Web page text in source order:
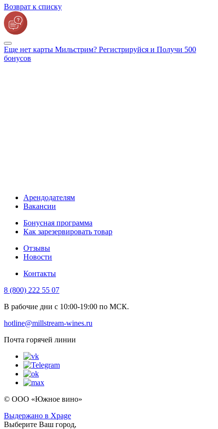
Возврат к списку
Еще нет карты Мильстрим? Регистрируйся и Получи 500
бонусов
Арендодателям
Вакансии
Бонусная программа
Как зарезервировать товар
Отзывы
Новости
Контакты
8 (800) 222 55 07
В рабочие дни с 10:00-19:00 по МСК.
hotline@millstream-wines.ru
Почта горячей линии
© ООО «Южное вино»
Выдержано в Xpage
Выберите Ваш город,